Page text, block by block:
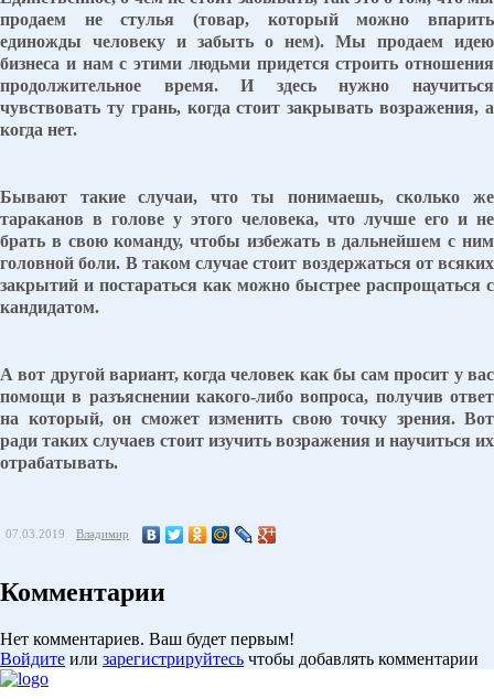
продаем не стулья (товар, который можно впарить
единожды человеку и забыть о нем). Мы продаем идею
бизнеса и нам с этими людьми придется строить отношения
продолжительное время. И здесь нужно научиться
чувствовать ту грань, когда стоит закрывать возражения, а
когда нет.
Бывают такие случаи, что ты понимаешь, сколько же
тараканов в голове у этого человека, что лучше его и не
брать в свою команду, чтобы избежать в дальнейшем с ним
головной боли. В таком случае стоит воздержаться от всяких
закрытий и постараться как можно быстрее распрощаться с
кандидатом.
А вот другой вариант, когда человек как бы сам просит у вас
помощи в разъяснении какого-либо вопроса, получив ответ
на который, он сможет изменить свою точку зрения. Вот
ради таких случаев стоит изучить возражения и научиться их
отрабатывать.
07.03.2019 Владимир
Комментарии
Нет комментариев. Ваш будет первым!
Войдите или зарегистрируйтесь чтобы добавлять комментарии